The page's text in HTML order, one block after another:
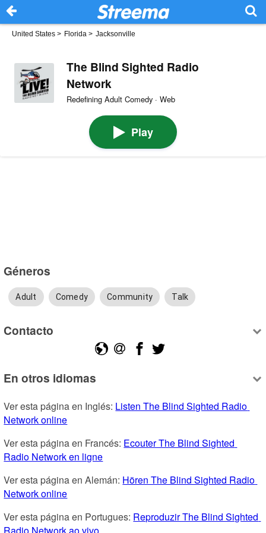
United States > Florida > Jacksonville
The Blind Sighted Radio
Network
Redefining Adult Comedy · Web
Play
Géneros
Adult Comedy Community Talk
Contacto
En otros idiomas
Ver esta página en Inglés: Listen The Blind Sighted Radio
Network online
Ver esta página en Francés: Ecouter The Blind Sighted
Radio Network en ligne
Ver esta página en Alemán: Hören The Blind Sighted Radio
Network online
Ver esta página en Portugues: Reproduzir The Blind Sighted
Radio Network ao vivo